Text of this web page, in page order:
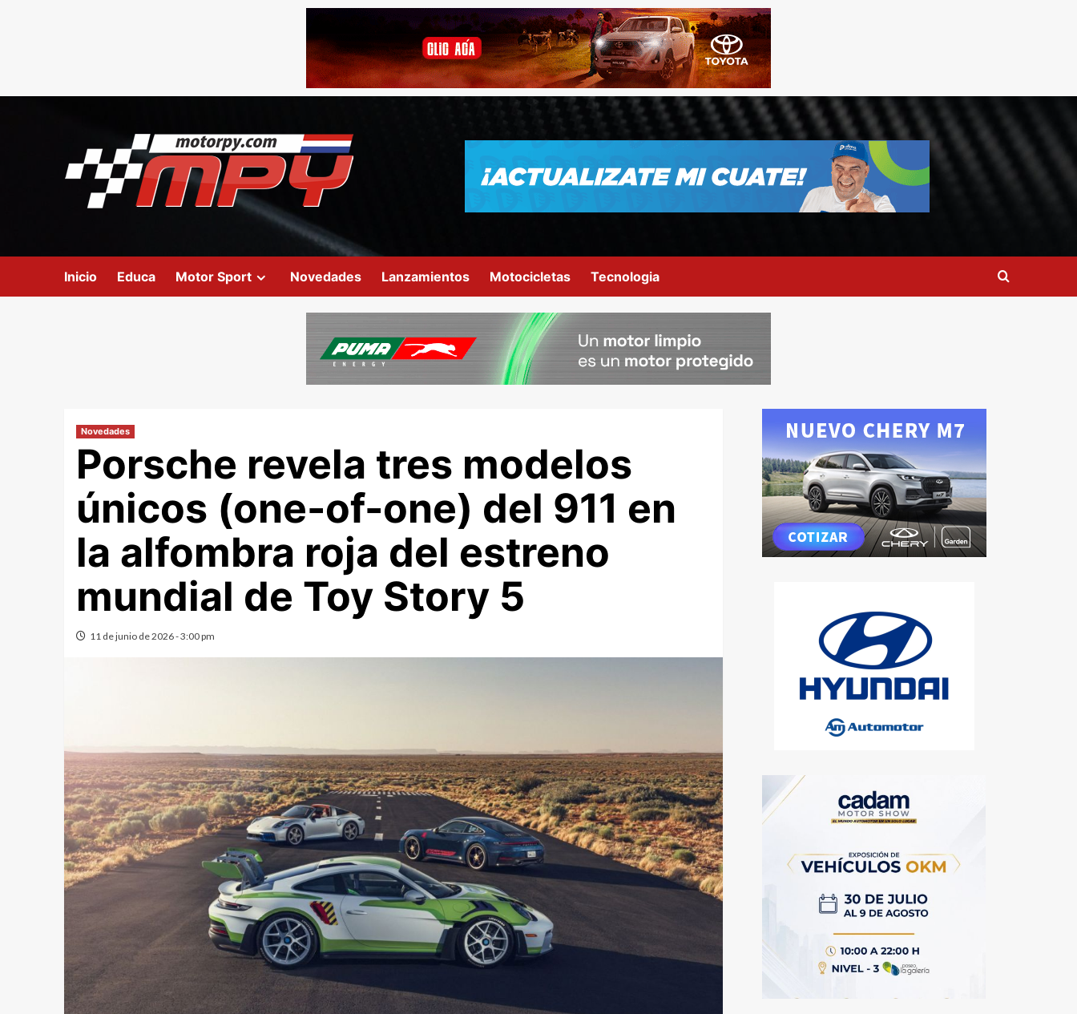
Inicio Educa Motor Sport Novedades Lanzamientos Motocicletas Tecnologia
Novedades
Porsche revela tres modelos
únicos (one-of-one) del 911 en
la alfombra roja del estreno
mundial de Toy Story 5
11 de junio de 2026 - 3:00 pm